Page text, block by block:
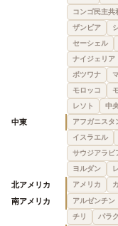
コンゴ民主共
ザンビア
セーシェル
ナイジェリア
ボツワナ
モロッコ
レソト
中
中東 アフガニスタ
イスラエル
サウジアラビ
ヨルダン
北アメリカ アメリカ
南アメリカ アルゼンチン
チリ
パラ